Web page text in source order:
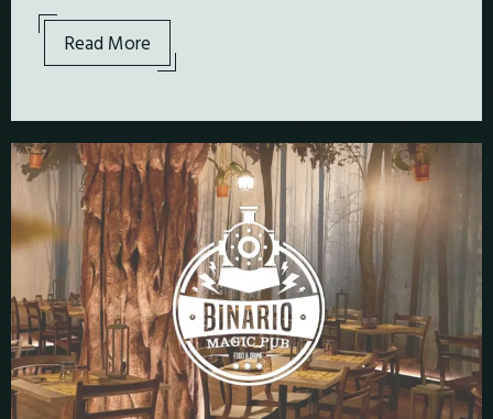
Read More